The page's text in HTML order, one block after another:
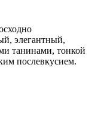
элегантный,
танинами, тонкой
послевкусием.